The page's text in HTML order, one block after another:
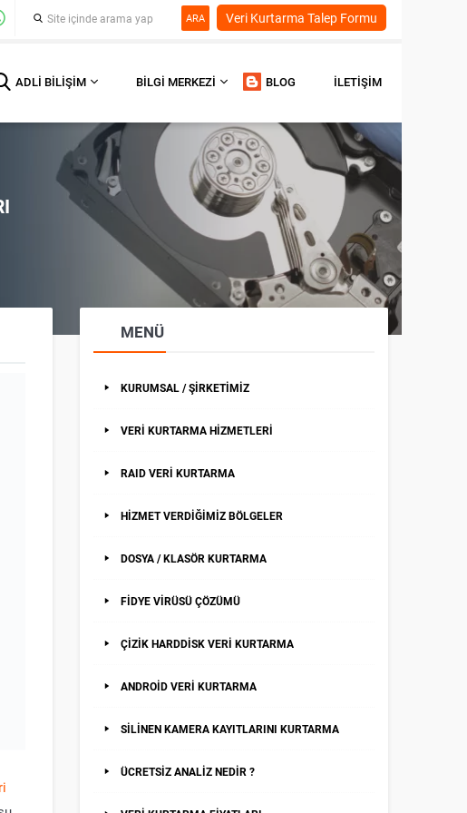
Veri Kurtarma Talep Formu
ARA
ADLI BILIŞIM BILGI MERKEZI BLOG İLETIŞIM
MENÜ
KURUMSAL / ŞİRKETİMİZ
VERİ KURTARMA HİZMETLERİ
RAID VERİ KURTARMA
HİZMET VERDİĞİMİZ BÖLGELER
DOSYA / KLASÖR KURTARMA
FİDYE VİRÜSÜ ÇÖZÜMÜ
ÇİZİK HARDDİSK VERİ KURTARMA
ANDROİD VERİ KURTARMA
SİLİNEN KAMERA KAYITLARINI KURTARMA
ÜCRETSİZ ANALİZ NEDİR ?